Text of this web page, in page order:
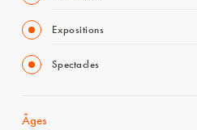
Expositions
Spectacles
Âges